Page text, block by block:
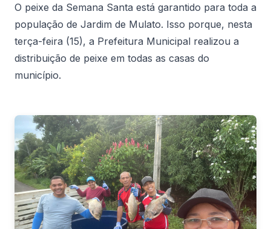
O peixe da Semana Santa está garantido para toda a
população de Jardim de Mulato. Isso porque, nesta
terça-feira (15), a Prefeitura Municipal realizou a
distribuição de peixe em todas as casas do
município.